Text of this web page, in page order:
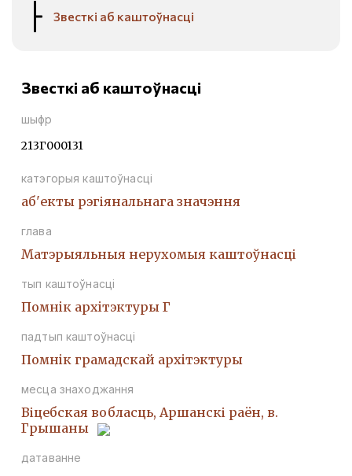
Звесткі аб каштоўнасці
Звесткі аб каштоўнасці
шыфр
213Г000131
катэгорыя каштоўнасці
аб'екты рэгіянальнага значэння
глава
Матэрыяльныя нерухомыя каштоўнасці
тып каштоўнасці
Помнiк архiтэктуры Г
падтып каштоўнасці
Помнiк грамадскай архiтэктуры
месца знаходжання
Віцебская вобласць, Аршанскі раён, в.
Грышаны
датаванне